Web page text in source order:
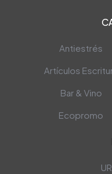
Antiestrés
Artículos
Bar & Vino
Ecopromo